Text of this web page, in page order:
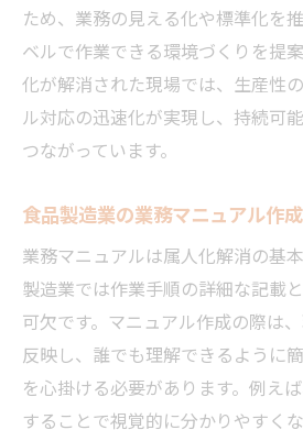
ため、業務の見える化や標準化を
ベルで作業できる環境づくりを提
化が解消された現場では、生産性
ル対応の迅速化が実現し、持続可
つながっています。
食品製造業の業務マニュアル作
業務マニュアルは属人化解消の基
製造業では作業手順の詳細な記載
可欠です。マニュアル作成の際は
反映し、誰でも理解できるように
を心掛ける必要があります。例え
することで視覚的に分かりやすく